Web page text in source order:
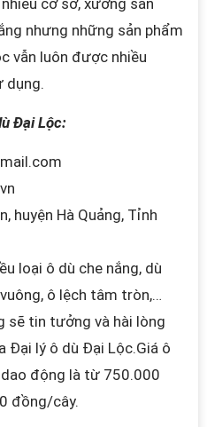
nhưng những sản phẩm
vẫn luôn được nhiều
dụng.
Đại Lộc:
huyện Hà Quảng, Tỉnh
loại ô dù che nắng, dù
, ô lệch tâm tròn,…
sẽ tin tưởng và hài lòng
Đại lý ô dù Đại Lộc.Giá ô
động là từ 750.000
đồng/cây.